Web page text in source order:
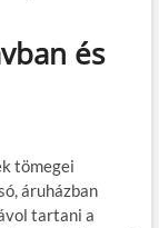
és
tömegei
áruházban
tartani a